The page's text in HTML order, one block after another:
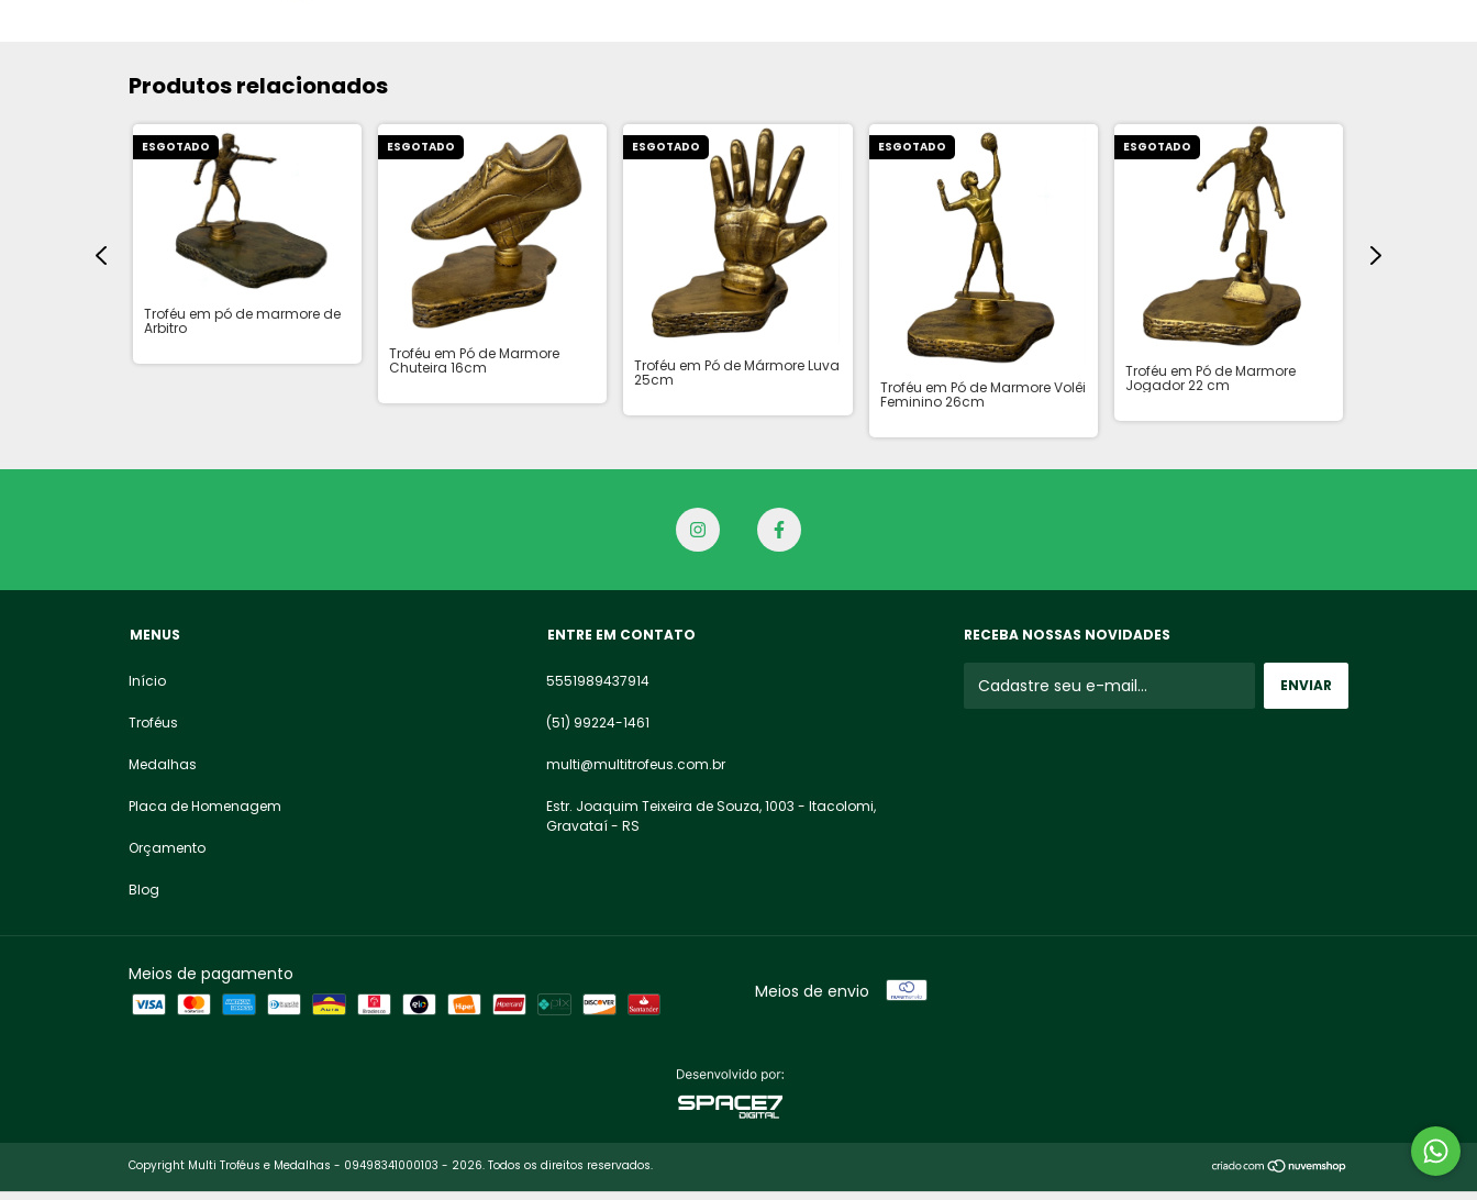
Produtos relacionados
ESGOTADO
Troféu em pó de marmore de
Arbitro
ESGOTADO
Troféu em Pó de Marmore
Chuteira 16cm
ESGOTADO
Troféu em Pó de Mármore Luva
25cm
ESGOTADO
Troféu em Pó de Marmore Volêi
Feminino 26cm
ESGOTADO
Troféu em Pó de Marmore
Jogador 22 cm
MENUS
Início
Troféus
Medalhas
Placa de Homenagem
Orçamento
Blog
ENTRE EM CONTATO
5551989437914
(51) 99224-1461
multi@multitrofeus.com.br
Estr. Joaquim Teixeira de Souza, 1003 - Itacolomi,
Gravataí - RS
RECEBA NOSSAS NOVIDADES
Meios de pagamento
Meios de envio
Copyright Multi Troféus e Medalhas - 09498341000103 - 2026. Todos os direitos reservados.